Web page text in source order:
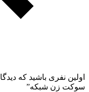
اولین نفری باشید که
سوکت زن شبکه”